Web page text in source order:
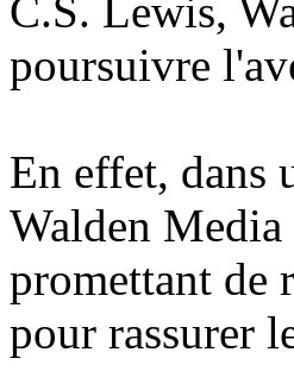
C.S. Lewis,
poursuivre
En effet, dans
Walden Media
promettant de
pour rassurer